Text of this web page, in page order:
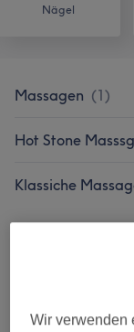
Nägel
Massagen (1)
Hot Stone
Klassiche
Bild anklicken für
Wir verwenden